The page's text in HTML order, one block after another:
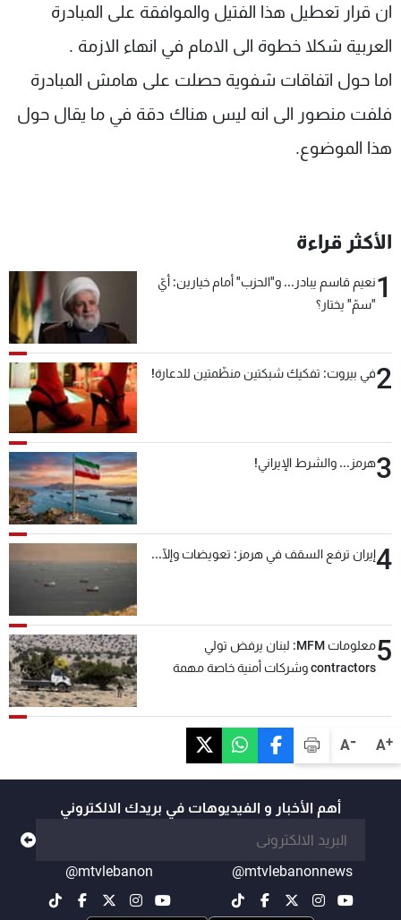
A+
A-
ان قرار تعطيل هذا الفتيل والموافقة على المبادرة
العربية شكلا خطوة الى الامام في انهاء الازمة .
اما حول اتفاقات شفوية حصلت على هامش المبادرة
فلفت منصور الى انه ليس هناك دقة في ما يقال حول
هذا الموضوع.
الأكثر قراءة
1نعيم قاسم يبادر... و"الحزب" أمام خيارين: أيّ
"سمّ" يختار؟
2في بيروت: تفكيك شبكتين منظّمتين للدعارة!
3هرمز... والشرط الإيراني!
4إيران ترفع السقف في هرمز: تعويضات وإلّا...
5
معلومات MFM: لبنان يرفض تولي
contractors وشركات أمنية خاصة مهمة
أهم الأخبار و الفيديوهات في بريدك الالكتروني
@mtvlebanonnews
@mtvlebanon